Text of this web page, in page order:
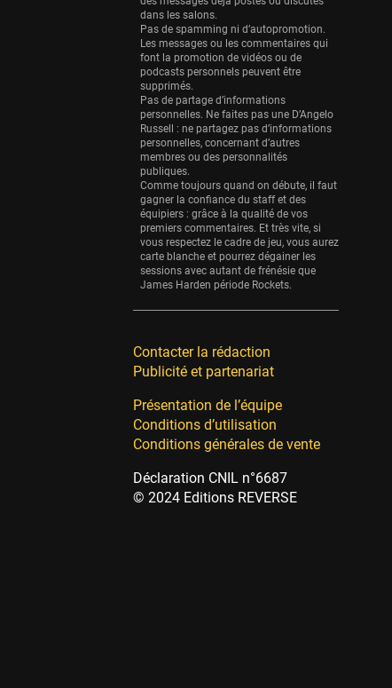
24 sessions
Sacramento Kings
24 sessions
Utah Jazz
22 sessions
Toronto Raptors
18 sessions
REVERSE
11 sessions
Bleues
0 sessions
dans les salons.
Pas de spamming ni d’autopromotion.
Les messages ou les commentaires qui
font la promotion de vidéos ou de
podcasts personnels peuvent être
supprimés.
Pas de partage d’informations
personnelles. Ne faites pas une D’Angelo
Russell : ne partagez pas d’informations
personnelles, concernant d’autres
membres ou des personnalités
publiques.
Comme toujours quand on débute, il faut
gagner la confiance du staff et des
équipiers : grâce à la qualité de vos
premiers commentaires. Et très vite, si
vous respectez le cadre de jeu, vous aurez
carte blanche et pourrez dégainer les
sessions avec autant de frénésie que
James Harden période Rockets.
Contacter la rédaction
Publicité et partenariat
Présentation de l’équipe
Conditions d’utilisation
Conditions générales de vente
Déclaration CNIL n°6687
© 2024 Editions REVERSE